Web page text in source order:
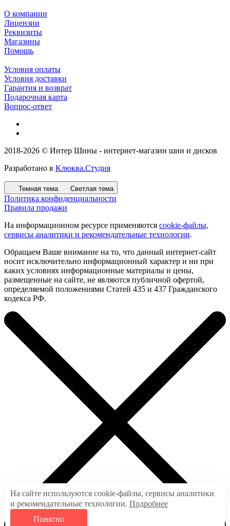
О компании
Лицензии
Реквизиты
Магазины
Помощь
Условия оплаты
Условия доставки
Гарантия и возврат
Подарочная карта
Вопрос-ответ
2018-2026 © Интер Шины - интернет-магазин шин и дисков
Разработано в Клюква.Студия
Темная тема Светлая тема
Политика конфиденциальности
Правила продажи
На информационном ресурсе применяются cookie-файлы,
сервисы аналитики и рекомендательные технологии.
Обращаем Ваше внимание на то, что данный интернет-сайт
носит исключительно информационный характер и ни при
каких условиях информационные материалы и цены,
размещенные на сайте, не являются публичной офертой,
определяемой положениями Статей 435 и 437 Гражданского
кодекса РФ.
На сайте используются cookie-файлы, сервисы аналитики
и рекомендательные технологии. Подробнее
Понятно